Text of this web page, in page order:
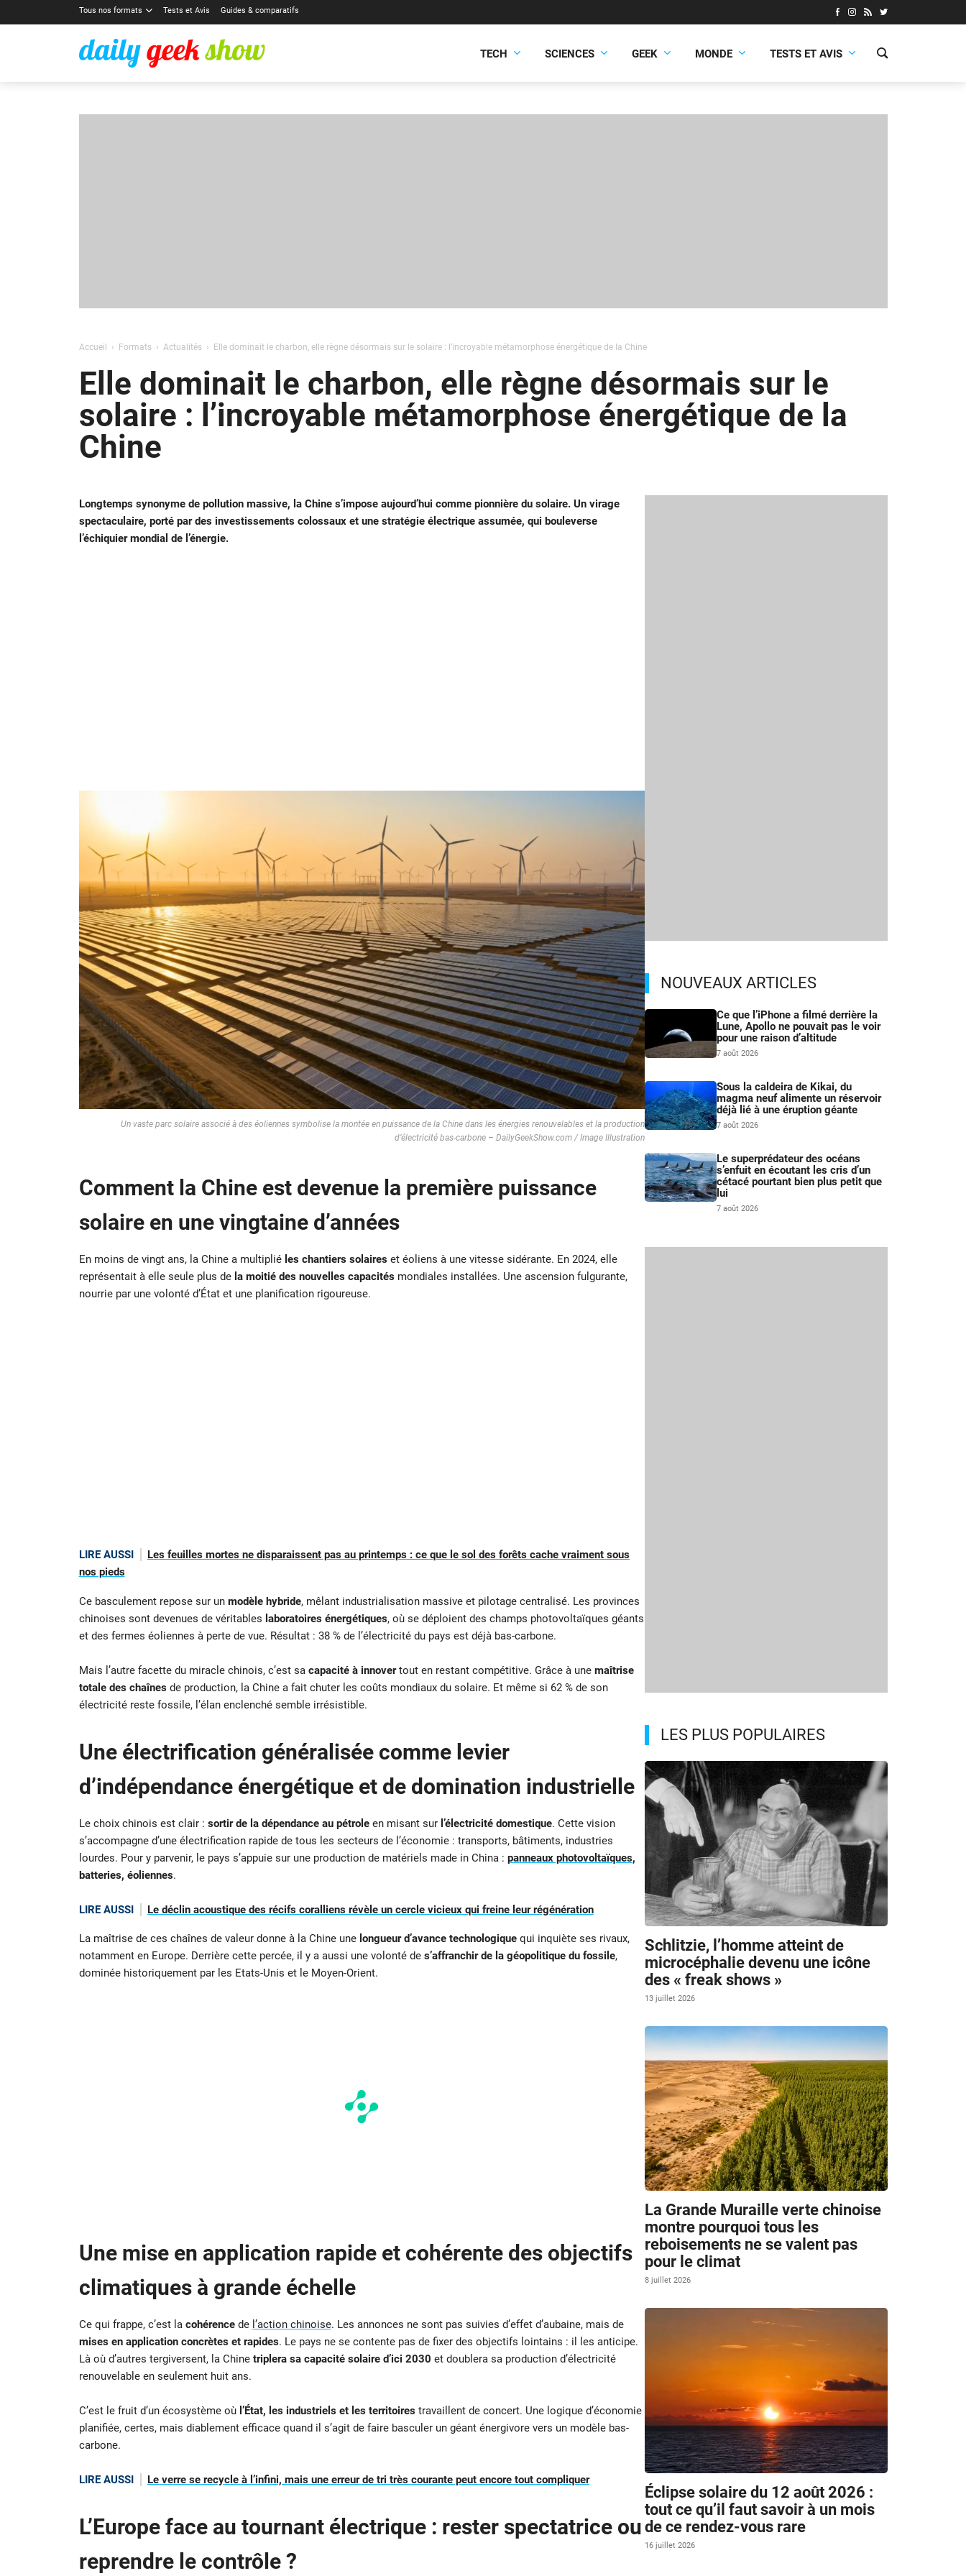
Tous nos formats Tests et Avis Guides & comparatifs
TECH SCIENCES GEEK MONDE TESTS ET AVIS
Accueil Formats Actualités Elle dominait le charbon, elle règne désormais sur le solaire : l’incroyable métamorphose énergétique de la Chine
Elle dominait le charbon, elle règne désormais sur le
solaire : l’incroyable métamorphose énergétique de la
Chine
Longtemps synonyme de pollution massive, la Chine s’impose aujourd’hui comme pionnière du solaire. Un virage
spectaculaire, porté par des investissements colossaux et une stratégie électrique assumée, qui bouleverse
l’échiquier mondial de l’énergie.
Un vaste parc solaire associé à des éoliennes symbolise la montée en puissance de la Chine dans les énergies renouvelables et la production
d’électricité bas-carbone – DailyGeekShow.com / Image Illustration
Comment la Chine est devenue la première puissance
solaire en une vingtaine d’années
En moins de vingt ans, la Chine a multiplié les chantiers solaireset éoliens à une vitesse sidérante. En 2024, elle
représentait à elle seule plus de la moitié des nouvelles capacitésmondiales installées. Une ascension fulgurante,
nourrie par une volonté d’État et une planification rigoureuse.
LIRE AUSSI
Les feuilles mortes ne disparaissent pas au printemps : ce que le sol des forêts cache vraiment sous
nos pieds
Ce basculement repose sur un modèle hybride, mêlant industrialisation massive et pilotage centralisé. Les provinces
chinoises sont devenues de véritables laboratoires énergétiques, où se déploient des champs photovoltaïques géants
et des fermes éoliennes à perte de vue. Résultat : 38 % de l’électricité du pays est déjà bas-carbone.
Mais l’autre facette du miracle chinois, c’est sa capacité à innovertout en restant compétitive. Grâce à une maîtrise
totale des chaînesde production, la Chine a fait chuter les coûts mondiaux du solaire. Et même si 62 % de son
électricité reste fossile, l’élan enclenché semble irrésistible.
Une électrification généralisée comme levier
d’indépendance énergétique et de domination industrielle
Le choix chinois est clair : sortir de la dépendance au pétroleen misant sur l’électricité domestique. Cette vision
s’accompagne d’une électrification rapide de tous les secteurs de l’économie : transports, bâtiments, industries
lourdes. Pour y parvenir, le pays s’appuie sur une production de matériels made in China : panneaux photovoltaïques,
batteries, éoliennes.
LIRE AUSSI Le déclin acoustique des récifs coralliens révèle un cercle vicieux qui freine leur régénération
La maîtrise de ces chaînes de valeur donne à la Chine une longueur d’avance technologiquequi inquiète ses rivaux,
notamment en Europe. Derrière cette percée, il y a aussi une volonté de s’affranchir de la géopolitique du fossile,
dominée historiquement par les Etats-Unis et le Moyen-Orient.
Une mise en application rapide et cohérente des objectifs
climatiques à grande échelle
Ce qui frappe, c’est la cohérence de l’action chinoise. Les annonces ne sont pas suivies d’effet d’aubaine, mais de
mises en application concrètes et rapides. Le pays ne se contente pas de fixer des objectifs lointains : il les anticipe.
Là où d’autres tergiversent, la Chine triplera sa capacité solaire d’ici 2030 et doublera sa production d’électricité
renouvelable en seulement huit ans.
C’est le fruit d’un écosystème où l’État, les industriels et les territoirestravaillent de concert. Une logique d’économie
planifiée, certes, mais diablement efficace quand il s’agit de faire basculer un géant énergivore vers un modèle bas-
carbone.
LIRE AUSSI Le verre se recycle à l’infini, mais une erreur de tri très courante peut encore tout compliquer
L’Europe face au tournant électrique : rester spectatrice ou
reprendre le contrôle ?
NOUVEAUX ARTICLES
Ce que l’iPhone a filmé derrière la
Lune, Apollo ne pouvait pas le voir
pour une raison d’altitude
7 août 2026
Sous la caldeira de Kikai, du
magma neuf alimente un réservoir
déjà lié à une éruption géante
7 août 2026
Le superprédateur des océans
s’enfuit en écoutant les cris d’un
cétacé pourtant bien plus petit que
lui
7 août 2026
LES PLUS POPULAIRES
Schlitzie, l’homme atteint de
microcéphalie devenu une icône
des « freak shows »
13 juillet 2026
La Grande Muraille verte chinoise
montre pourquoi tous les
reboisements ne se valent pas
pour le climat
8 juillet 2026
Éclipse solaire du 12 août 2026 :
tout ce qu’il faut savoir à un mois
de ce rendez-vous rare
16 juillet 2026